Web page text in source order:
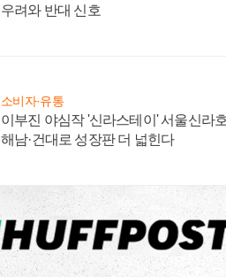
우려와 반대 신호
소비자·유통
이부진 야심작 '신라스테이' 서울신라
해남·건대로 성장판 더 넓힌다